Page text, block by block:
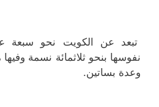
تبعد عن الكويت نحو سبعة
نفوسها بنحو ثلاثمائة نسمة
وعدة بساتين.